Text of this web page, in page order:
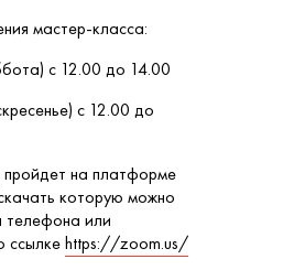
мастер-класса:
с 12.00 до 14.00
с 12.00 до
на платформе
которую можно
телефона или
ссылкеhttps://zoom.us/